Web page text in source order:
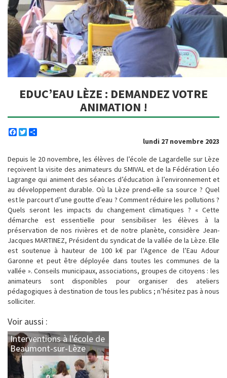
EDUC’EAU LÈZE : DEMANDEZ VOTRE
ANIMATION !
Facebook
Twitter
lundi 27 novembre 2023
Depuis le 20 novembre, les élèves de l’école de Lagardelle sur Lèze
reçoivent la visite des animateurs du SMIVAL et de la Fédération Léo
Lagrange qui animent des séances d’éducation à l’environnement et
au développement durable. Où la Lèze prend-elle sa source ? Quel
est le parcourt d’une goutte d’eau ? Comment réduire les pollutions ?
Quels seront les impacts du changement climatiques ? « Cette
démarche est essentielle pour sensibiliser les élèves à la
préservation de nos rivières et de notre planète, considère Jean-
Jacques MARTINEZ, Président du syndicat de la vallée de la Lèze. Elle
est soutenue à hauteur de 100 k€ par l’Agence de l’Eau Adour
Garonne et peut être déployée dans toutes les communes de la
vallée ». Conseils municipaux, associations, groupes de citoyens : les
animateurs sont disponibles pour organiser des ateliers
pédagogiques à destination de tous les publics ; n’hésitez pas à nous
solliciter.
Voir aussi :
Interventions à l'école de
Beaumont-sur-Lèze